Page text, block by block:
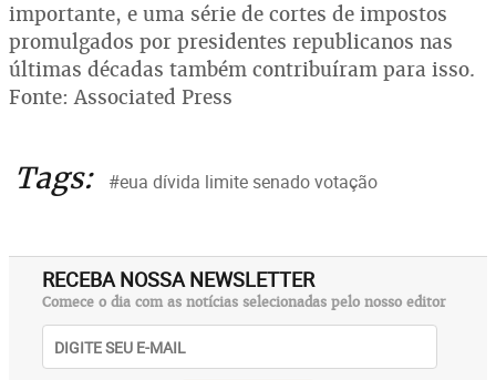
importante, e uma série de cortes de impostos
promulgados por presidentes republicanos nas
últimas décadas também contribuíram para isso.
Fonte: Associated Press
Tags: #eua dívida limite senado votação
RECEBA NOSSA NEWSLETTER
Comece o dia com as notícias selecionadas pelo nosso editor